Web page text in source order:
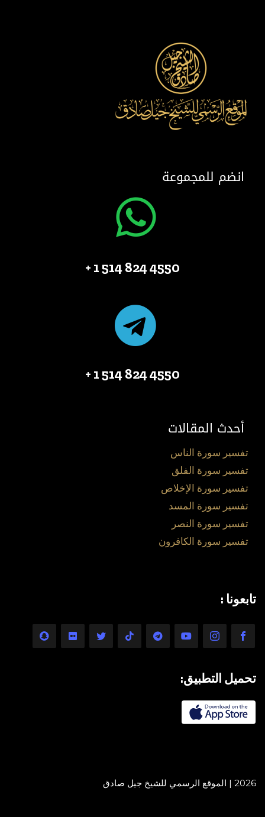
انضم للمجموعة
4550 824 514 1 +
4550 824 514 1 +
أحدث المقالات
تفسير سورة الناس
تفسير سورة الفلق
تفسير سورة الإخلاص
تفسير سورة المسد
تفسير سورة النصر
تفسير سورة الكافرون
تابعونا :
تحميل التطبيق:
2026 | الموقع الرسمي للشيخ جيل صادق